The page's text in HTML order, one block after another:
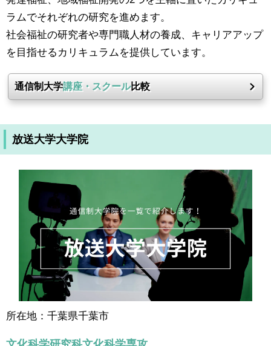
ラムでそれぞれの研究を進めます。
社会福祉の研究者や専門職人材の養成、キャリアアップ
を目指せるカリキュラムを提供しています。
通信制大学講座・スクール比較
放送大学大学院
所在地：千葉県千葉市